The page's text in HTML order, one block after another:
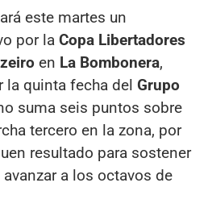
este martes un
por la Copa Libertadores
en La Bombonera,
la quinta fecha del Grupo
suma seis puntos sobre
tercero en la zona, por
resultado para sostener
a los octavos de